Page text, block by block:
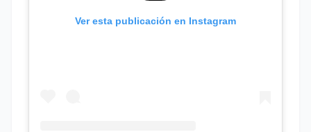
Ver esta publicación en Instagram